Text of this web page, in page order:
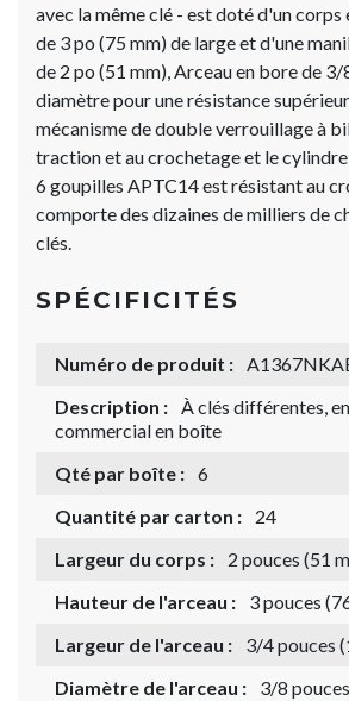
avec la même clé - est doté d'un corps
de 3 po (75 mm) de large et d'une
de 2 po (51 mm), Arceau en bore de
diamètre pour une résistance
mécanisme de double verrouillage à
traction et au crochetage et le
6 goupilles APTC14 est résistant au
comporte des dizaines de milliers de
clés.
SPÉCIFICITÉS
Numéro de produit :
Description : À clés différentes,
commercial en boîte
Qté par boîte : 6
Quantité par carton :
24
Largeur du corps :
2 pouces (51
Hauteur de l'arceau :
3 pouces
Largeur de l'arceau :
3/4 pouces
Diamètre de l'arceau :
3/8